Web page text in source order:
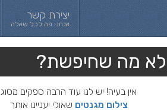
יצירת קשר
אנחנו פה לכל שאלה
לא מה שחיפשת?
אין בעיה! יש לנו עוד הרבה ספקים מסוג
צילום מגנטים שאולי יעניינו אותך